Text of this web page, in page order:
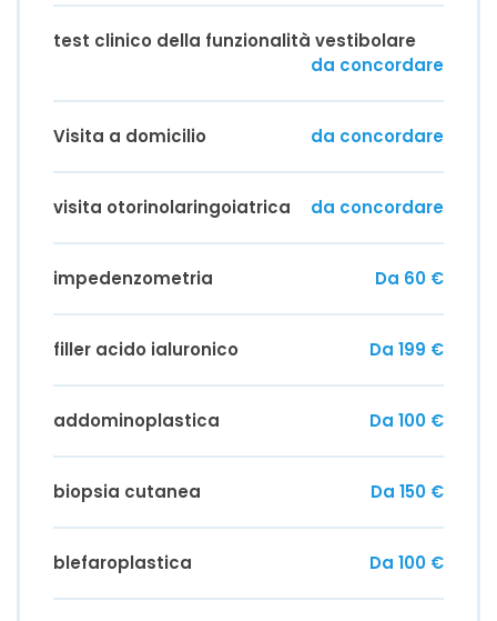
test clinico della funzionalità vestibolare
da concordare
Visita a domicilio da concordare
visita otorinolaringoiatrica da concordare
impedenzometria Da 60 €
filler acido ialuronico Da 199 €
addominoplastica Da 100 €
biopsia cutanea Da 150 €
blefaroplastica Da 100 €